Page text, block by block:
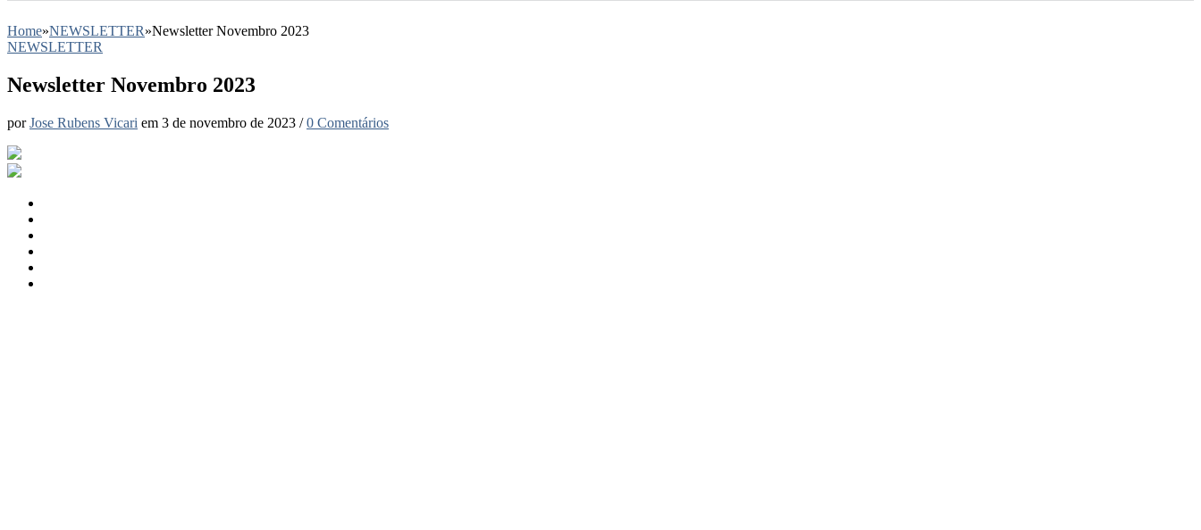
Home»NEWSLETTER»Newsletter Novembro 2023
NEWSLETTER
Newsletter Novembro 2023
porJose Rubens Vicari em 3 de novembro de 2023 /0 Comentários